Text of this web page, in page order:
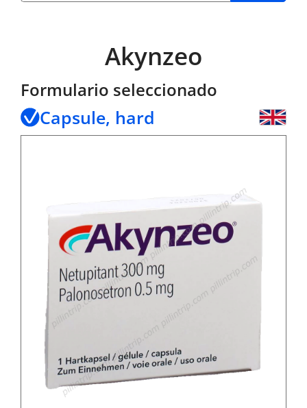
Akynzeo
Formulario seleccionado
Capsule, hard